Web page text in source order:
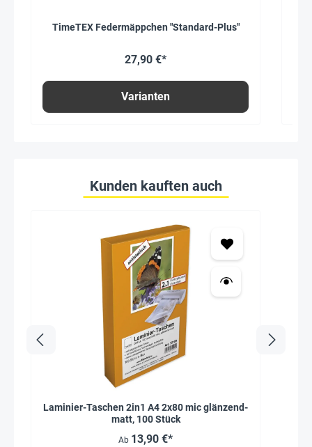
TimeTEX Federmäppchen "Standard-Plus"
27,90 €*
Varianten
Kunden kauften auch
Laminier-Taschen 2in1 A4 2x80 mic glänzend-
matt, 100 Stück
Ab 13,90 €*